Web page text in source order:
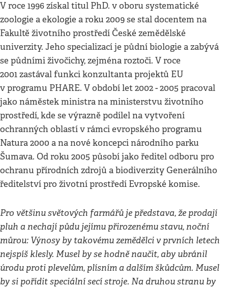
V roce 1996 získal titul PhD. v oboru systematické
zoologie a ekologie a roku 2009 se stal docentem na
Fakultě životního prostředí České zemědělské
univerzity. Jeho specializací je půdní biologie a zabývá
se půdními živočichy, zejména roztoči. V roce
2001 zastával funkci konzultanta projektů EU
v programu PHARE. V období let 2002 - 2005 pracoval
jako náměstek ministra na ministerstvu životního
prostředí, kde se výrazně podílel na vytvoření
ochranných oblastí v rámci evropského programu
Natura 2000 a na nové koncepci národního parku
Šumava. Od roku 2005 působí jako ředitel odboru pro
ochranu přírodních zdrojů a biodiverzity Generálního
ředitelství pro životní prostředí Evropské komise.
Pro většinu světových farmářů je představa, že prodají
pluh a nechají půdu jejímu přirozenému stavu, noční
můrou: Výnosy by takovému zemědělci v prvních letech
nejspíš klesly. Musel by se hodně naučit, aby ubránil
úrodu proti plevelům, plísním a dalším škůdcům. Musel
by si pořídit speciální secí stroje. Na druhou stranu by